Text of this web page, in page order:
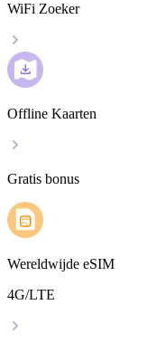
WiFi Zoeker
Offline Kaarten
Gratis bonus
Wereldwijde eSIM
4G/LTE